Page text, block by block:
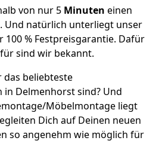
von nur 5 Minuten einen
. Und natürlich unterliegt unser
100 % Festpreisgarantie. Dafür
sind wir bekannt.
das beliebteste
Delmenhorst sind? Und
Möbelmontage liegt
Dich auf Deinen neuen
so angenehm wie möglich für